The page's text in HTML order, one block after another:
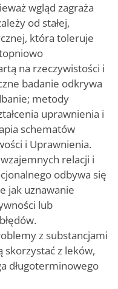
wgląd zagraża
od stałej,
która toleruje
na rzeczywistości i
badanie odkrywa
metody
uprawnienia i
schematów
i Uprawnienia.
relacji i
odbywa się
jak uznawanie
lub
z substancjami
skorzystać z leków,
długoterminowego